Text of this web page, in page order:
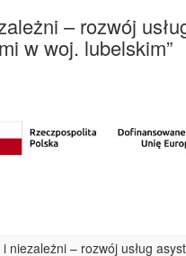
– rozwój
w woj. lubelskim”
niezależni – rozwój usług